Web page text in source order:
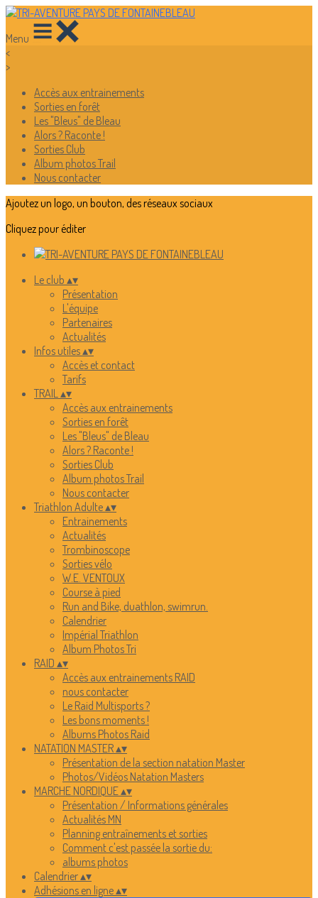
Menu
<
>
Accès aux entrainements
Sorties en forêt
Les "Bleus" de Bleau
Alors ? Raconte !
Sorties Club
Album photos Trail
Nous contacter
Ajoutez un logo, un bouton, des réseaux sociaux
Cliquez pour éditer
Le club ▴▾
Présentation
L'équipe
Partenaires
Actualités
Infos utiles▴▾
Accès et contact
Tarifs
TRAIL▴▾
Accès aux entrainements
Sorties en forêt
Les "Bleus" de Bleau
Alors ? Raconte !
Sorties Club
Album photos Trail
Nous contacter
Triathlon Adulte▴▾
Entrainements
Actualités
Trombinoscope
Sorties vélo
W.E. VENTOUX
Course à pied
Run and Bike, duathlon, swimrun.
Calendrier
Impérial Triathlon
Album Photos Tri
RAID ▴▾
Accès aux entrainements RAID
nous contacter
Le Raid Multisports ?
Les bons moments !
Albums Photos Raid
NATATION MASTER▴▾
Présentation de la section natation Master
Photos/Vidéos Natation Masters
MARCHE NORDIQUE▴▾
Présentation / Informations générales
Actualités MN
Planning entraînements et sorties
Comment c'est passée la sortie du:
albums photos
Calendrier▴▾
Adhésions en ligne▴▾